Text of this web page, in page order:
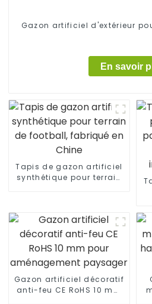
Gazon artificiel d'extérieur
En savoir
Tapis de gazon artificiel
synthétique pour terrain
Gazon artificiel décoratif
anti-feu CE RoHS 10 mm